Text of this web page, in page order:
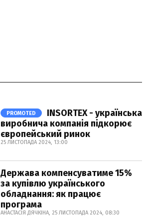
PROMOTED
INSORTEX - українська
виробнича компанія підкорює
європейський ринок
25 ЛИСТОПАДА 2024, 13:00
Держава компенсуватиме 15%
за купівлю українського
обладнання: як працює
програма
АНАСТАСІЯ ДЯЧКІНА, 25 ЛИСТОПАДА 2024, 08:30